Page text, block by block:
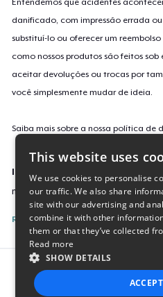
danificado, com impressão errada
substituí-lo ou oferecer um
como nossos produtos são feitos
aceitar devoluções ou trocas por
você simplesmente mudar de ideia.
Saiba mais sobre a nossa política de
Identificação da campanha
mothered-t-shirt
Reporte esta Campanha
Report
This website uses
We use cookies to personalise
our traffic. We also share
site with our advertising and
combine it with other
them or that they’ve collected
Read more
SHOW DETAILS